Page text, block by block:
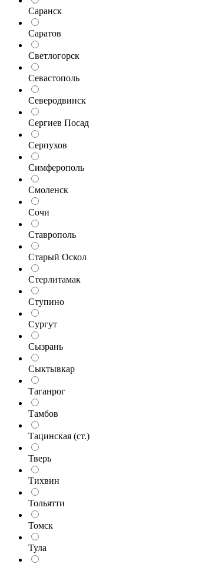
Саранск
Саратов
Светлогорск
Севастополь
Северодвинск
Сергиев Посад
Серпухов
Симферополь
Смоленск
Сочи
Ставрополь
Старый Оскол
Стерлитамак
Ступино
Сургут
Сызрань
Сыктывкар
Таганрог
Тамбов
Тацинская (ст.)
Тверь
Тихвин
Тольятти
Томск
Тула